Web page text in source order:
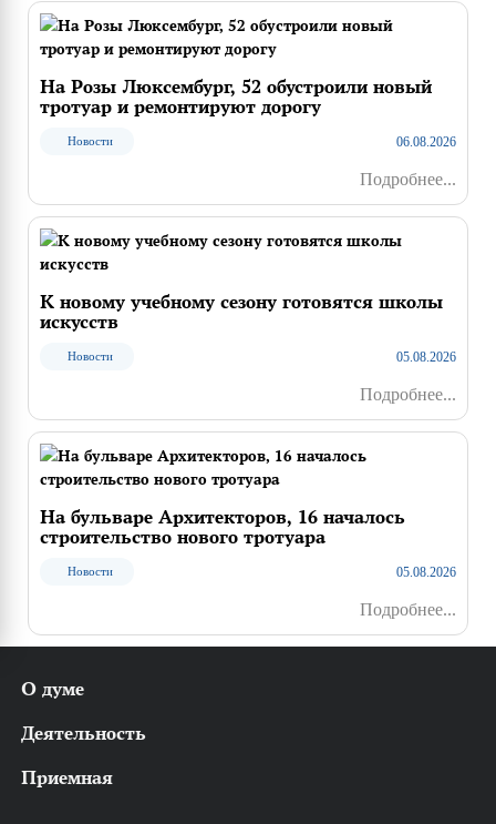
На Розы Люксембург, 52 обустроили новый
тротуар и ремонтируют дорогу
Новости 06.08.2026
Подробнее...
К новому учебному сезону готовятся школы
искусств
Новости 05.08.2026
Подробнее...
На бульваре Архитекторов, 16 началось
строительство нового тротуара
Новости 05.08.2026
Подробнее...
О думе
Структура
Регламент
Деятельность
Постановления
Приемная